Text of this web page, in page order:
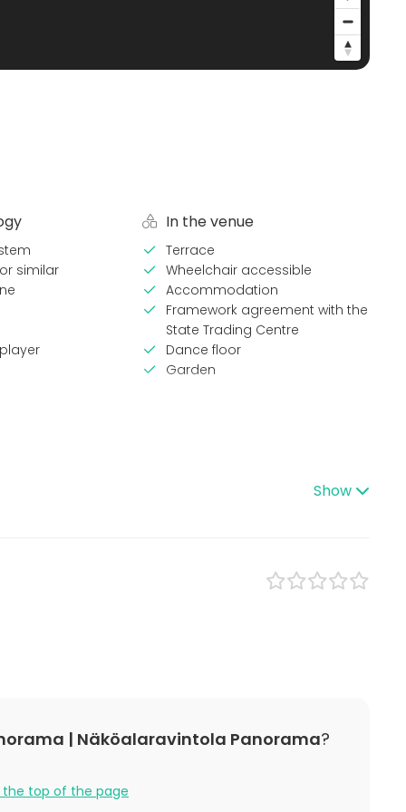
similar
In the venue
Terrace
Wheelchair accessible
Accommodation
Framework agreement with the
State Trading Centre
Dance floor
Garden
Show
| Näköalaravintola Panorama?
the top of the page